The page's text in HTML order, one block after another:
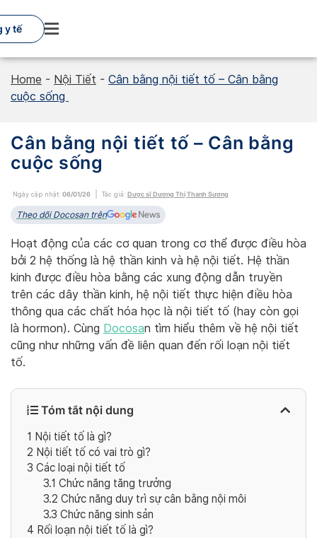
to
content
y tế
Home - Nội Tiết - Cân bằng nội tiết tố – Cân bằng
cuộc sống
Cân bằng nội tiết tố – Cân bằng
cuộc sống
Ngày cập nhật: 06/01/26 Tác giả: Dược sĩ Dương Thị Thanh Sương
Theo dõi Docosan trên
Hoạt động của các cơ quan trong cơ thể được điều hòa
bởi 2 hệ thống là hệ thần kinh và hệ nội tiết. Hệ thần
kinh được điều hòa bằng các xung động dẫn truyền
trên các dây thần kinh, hệ nội tiết thực hiện điều hòa
thông qua các chất hóa học là nội tiết tố (hay còn gọi
là hormon). Cùng Docosan tìm hiểu thêm về hệ nội tiết
cũng như những vấn đề liên quan đến rối loạn nội tiết
tố.
Tóm tắt nội dung
1 Nội tiết tố là gì?
2 Nội tiết tố có vai trò gì?
3 Các loại nội tiết tố
3.1 Chức năng tăng trưởng
3.2 Chức năng duy trì sự cân bằng nội môi
3.3 Chức năng sinh sản
4 Rối loạn nội tiết tố là gì?